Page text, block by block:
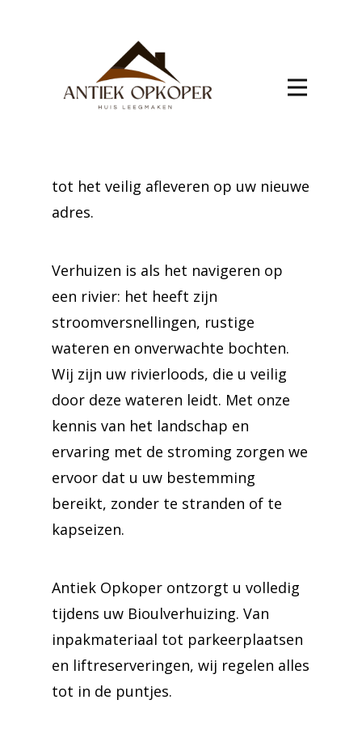
verhuis Bioul
Verhuizen naar Bioul met ons
betekent een stressvrije ervaring.
tot het veilig afleveren op uw nieuwe
adres.
Verhuizen is als het navigeren op
een rivier: het heeft zijn
stroomversnellingen, rustige
wateren en onverwachte bochten.
Wij zijn uw rivierloods, die u veilig
door deze wateren leidt. Met onze
kennis van het landschap en
ervaring met de stroming zorgen we
ervoor dat u uw bestemming
bereikt, zonder te stranden of te
kapseizen.
Antiek Opkoper ontzorgt u volledig
tijdens uw Bioulverhuizing. Van
inpakmateriaal tot parkeerplaatsen
en liftreserveringen, wij regelen alles
tot in de puntjes.